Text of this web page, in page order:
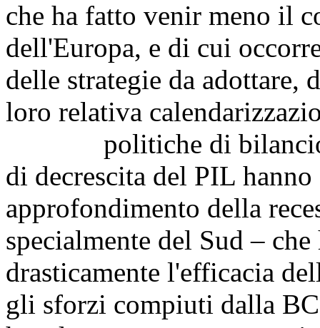
che ha fatto venir meno il
dell'Europa, e di cui
delle strategie da adottare,
loro relativa
politiche di bilancio
di decrescita del PIL
approfondimento della
specialmente del Sud –
drasticamente l'efficacia
gli sforzi compiuti dalla